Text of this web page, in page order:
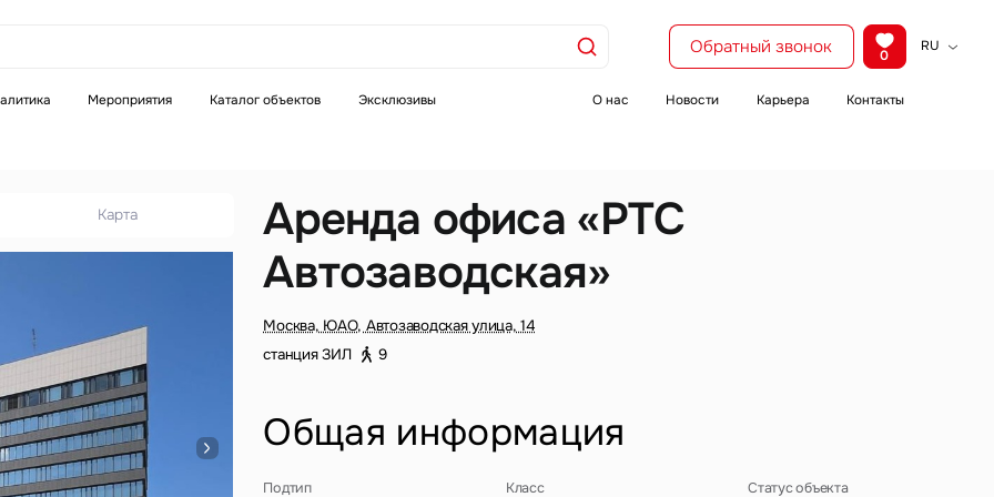
Обратный звонок 0
RU
Мероприятия Каталог объектов Эксклюзивы О нас Новости Карьера Контакты
Аренда офиса «РТС
Автозаводская»
Москва, ЮАО, Автозаводская улица, 14
станция ЗИЛ
9
Общая информация
Подтип Класс Статус объекта
Карта
звонок
Это обязательное поле
Введен неверный формат
поле